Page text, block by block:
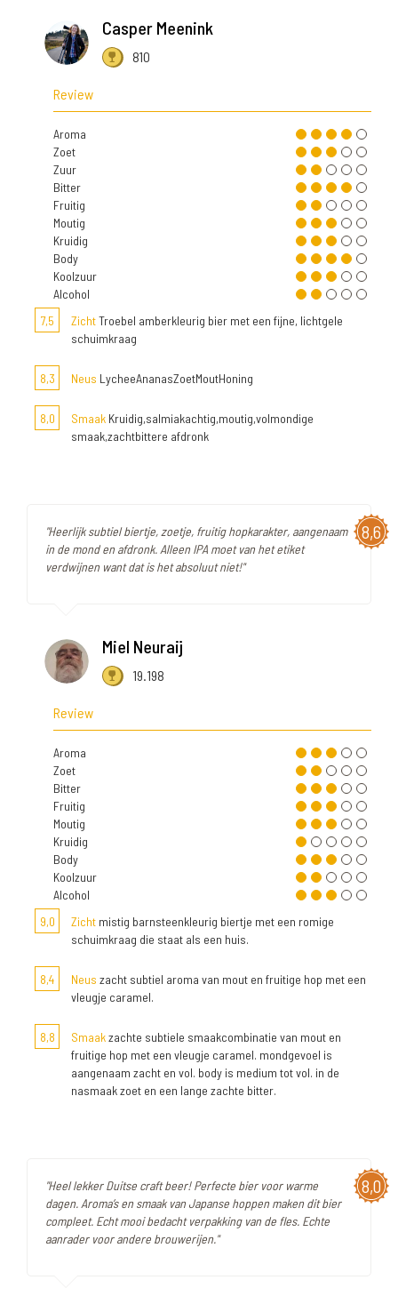
Casper Meenink
810
Review
Aroma
Zoet
Zuur
Bitter
Fruitig
Moutig
Kruidig
Body
Koolzuur
Alcohol
7,5
ZichtTroebel amberkleurig bier met een fijne, lichtgele
schuimkraag
8,3 Neus LycheeAnanasZoetMoutHoning
8,0 Smaak Kruidig,salmiakachtig,moutig,volmondige
smaak,zachtbittere afdronk
8,6
"Heerlijk subtiel biertje, zoetje, fruitig hopkarakter, aangenaam
in de mond en afdronk. Alleen IPA moet van het etiket
verdwijnen want dat is het absoluut niet!"
Miel Neuraij
19.198
Review
Aroma
Zoet
Bitter
Fruitig
Moutig
Kruidig
Body
Koolzuur
Alcohol
9,0
Zicht mistig barnsteenkleurig biertje met een romige
schuimkraag die staat als een huis.
8,4 Neus zacht subtiel aroma van mout en fruitige hop met een
vleugje caramel.
8,8 Smaakzachte subtiele smaakcombinatie van mout en
fruitige hop met een vleugje caramel. mondgevoel is
aangenaam zacht en vol. body is medium tot vol. in de
nasmaak zoet en een lange zachte bitter.
8,0
"Heel lekker Duitse craft beer! Perfecte bier voor warme
dagen. Aroma’s en smaak van Japanse hoppen maken dit bier
compleet. Echt mooi bedacht verpakking van de fles. Echte
aanrader voor andere brouwerijen."